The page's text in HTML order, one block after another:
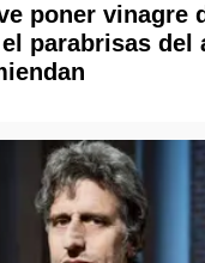
poner vinagre
parabrisas del